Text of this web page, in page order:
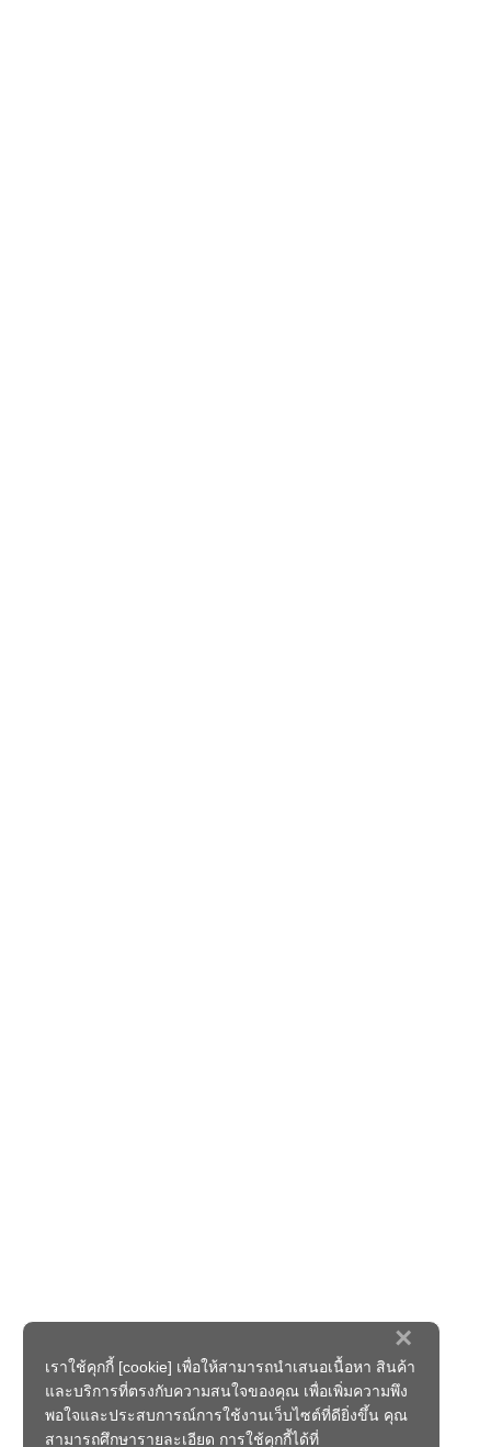
×
เราใช้คุกกี้ [cookie] เพื่อให้สามารถนำเสนอเนื้อหา สินค้า
และบริการที่ตรงกับความสนใจของคุณ เพื่อเพิ่มความพึง
พอใจและประสบการณ์การใช้งานเว็บไซต์ที่ดียิ่งขึ้น คุณ
สามารถศึกษารายละเอียด การใช้คุกกี้ได้ที่